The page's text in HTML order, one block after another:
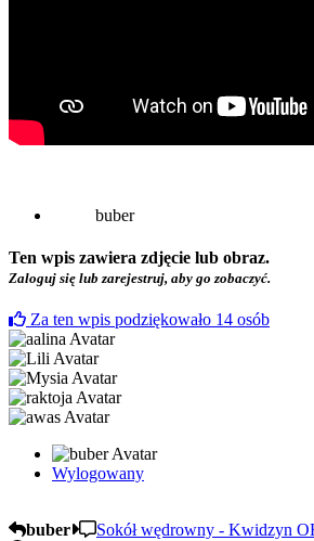
buber
Ten wpis zawiera zdjęcie lub obraz.
Zaloguj się lub zarejestruj, aby go zobaczyć.
Za ten wpis podziękowało 14 osób
Wylogowany
buber
Sokół wędrowny - Kwidzyn